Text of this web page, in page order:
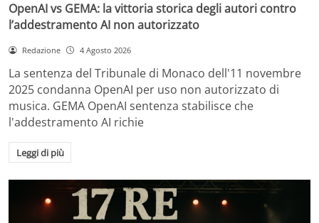
OpenAI vs GEMA: la vittoria storica degli autori contro
l’addestramento AI non autorizzato
Redazione 4 Agosto 2026
La sentenza del Tribunale di Monaco dell'11 novembre
2025 condanna OpenAI per uso non autorizzato di
musica. GEMA OpenAI sentenza stabilisce che
l'addestramento AI richie
Leggi di più